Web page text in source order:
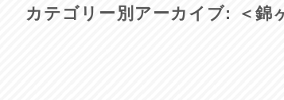
カテゴリー別アーカイブ: ＜錦